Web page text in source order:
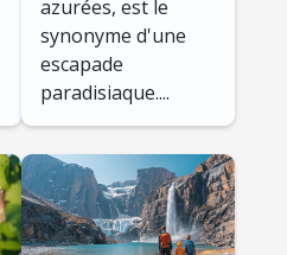
azurées, est le
synonyme d'une
escapade
paradisiaque....